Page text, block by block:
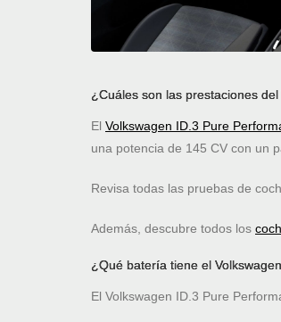
¿Cuáles son las prestaciones
El Volkswagen ID.3 Pure
una potencia de 145 CV con un
Revisa todas las pruebas de
Además, descubre todos los
¿Qué batería tiene el
El Volkswagen ID.3 Pure